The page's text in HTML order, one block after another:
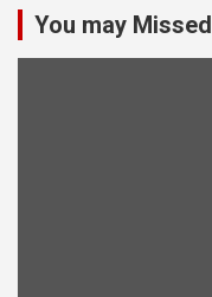
You may Missed